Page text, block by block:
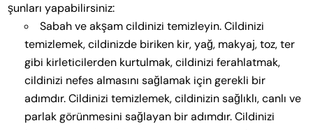
şunları yapabilirsiniz:
Sabah ve akşam cildinizi temizleyin. Cildinizi
temizlemek, cildinizde biriken kir, yağ, makyaj, toz, ter
gibi kirleticilerden kurtulmak, cildinizi ferahlatmak,
cildinizi nefes almasını sağlamak için gerekli bir
adımdır. Cildinizi temizlemek, cildinizin sağlıklı, canlı ve
parlak görünmesini sağlayan bir adımdır. Cildinizi